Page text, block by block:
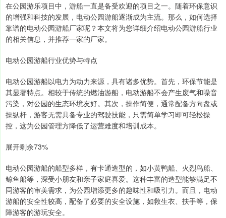
在公园游乐项目中，游船一直是备受欢迎的项目之一。随着环保意识
的增强和科技的发展，电动公园游船逐渐成为主流。那么，如何选择
靠谱的电动公园游船厂家呢？本文将为您详细介绍电动公园游船行业
的相关信息，并推荐一家的厂家。
电动公园游船行业优势与特点
电动公园游船以电力为动力来源，具有诸多优势。首先，环保节能是
其显著特点。相较于传统的燃油游船，电动游船不会产生废气和噪音
污染，对公园的生态环境友好。其次，操作简便，通常配备方向盘或
操纵杆，游客无需具备专业的驾驶技能，只需简单学习即可轻松操
控，这为公园管理方降低了运营难度和培训成本。
展开剩余73%
电动公园游船的船型多样，有卡通造型的，如小黄鸭船、火烈鸟船、
鲸鱼船等，深受小朋友和亲子家庭喜爱。这种丰富的造型能够满足不
同游客的审美需求，为公园增添更多的趣味性和吸引力。而且，电动
游船的安全性较高，配备了必要的安全设施，如救生衣、扶手等，保
障游客的游玩安全。